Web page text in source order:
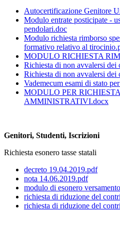
Autocertificazione Genitore
Modulo entrate posticipate -
pendolari.doc
Modulo richiesta rimborso
formativo relativo al
MODULO RICHIESTA
Richiesta di non avvalersi dei
Richiesta di non avvalersi dei
Vademecum esami di stato
MODULO PER
AMMINISTRATIVI.docx
Genitori, Studenti, Iscrizioni
Richiesta esonero tasse statali
decreto 19.04.2019.pdf
nota 14.06.2019.pdf
modulo di esonero
richiesta di riduzione del
richiesta di riduzione del